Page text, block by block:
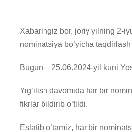
Xabaringiz bor, joriy yilning 2-
nominatsiya bo’yicha
Bugun – 25.06.2024-yil kuni
Yig’ilish davomida har bir
fikrlar bildirib o’tildi.
Eslatib o’tamiz, har bir